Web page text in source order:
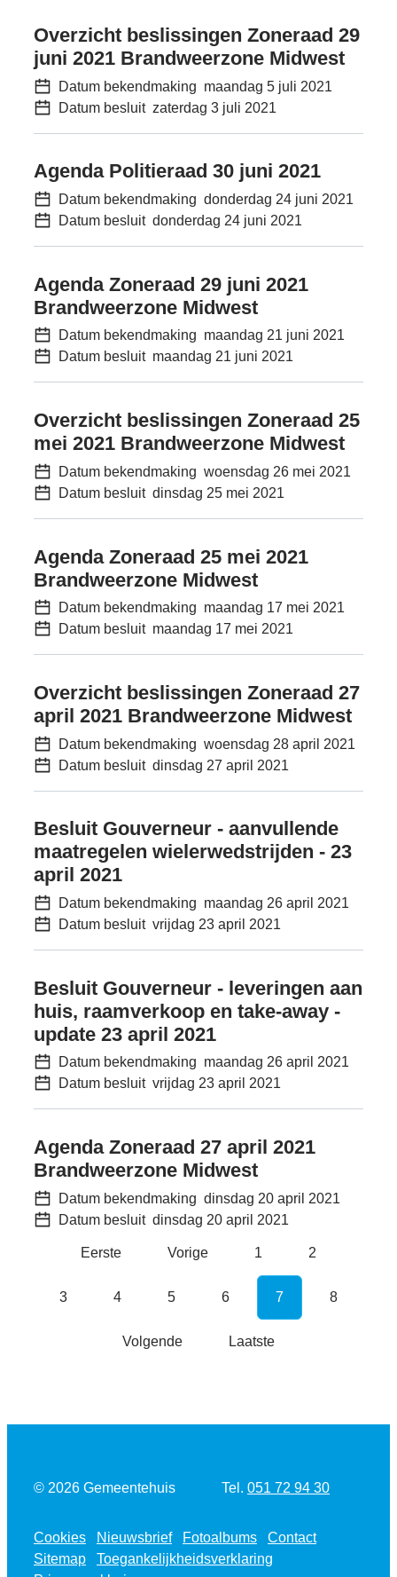
Overzicht beslissingen Zoneraad 29
juni 2021 Brandweerzone Midwest
Datum bekendmaking maandag 5 juli 2021
Datum besluit zaterdag 3 juli 2021
Agenda Politieraad 30 juni 2021
Datum bekendmaking donderdag 24 juni 2021
Datum besluit donderdag 24 juni 2021
Agenda Zoneraad 29 juni 2021
Brandweerzone Midwest
Datum bekendmaking maandag 21 juni 2021
Datum besluit maandag 21 juni 2021
Overzicht beslissingen Zoneraad 25
mei 2021 Brandweerzone Midwest
Datum bekendmaking woensdag 26 mei 2021
Datum besluit dinsdag 25 mei 2021
Agenda Zoneraad 25 mei 2021
Brandweerzone Midwest
Datum bekendmaking maandag 17 mei 2021
Datum besluit maandag 17 mei 2021
Overzicht beslissingen Zoneraad 27
april 2021 Brandweerzone Midwest
Datum bekendmaking woensdag 28 april 2021
Datum besluit dinsdag 27 april 2021
Besluit Gouverneur - aanvullende
maatregelen wielerwedstrijden - 23
april 2021
Datum bekendmaking maandag 26 april 2021
Datum besluit vrijdag 23 april 2021
Besluit Gouverneur - leveringen aan
huis, raamverkoop en take-away -
update 23 april 2021
Datum bekendmaking maandag 26 april 2021
Datum besluit vrijdag 23 april 2021
Agenda Zoneraad 27 april 2021
Brandweerzone Midwest
Datum bekendmaking dinsdag 20 april 2021
Datum besluit dinsdag 20 april 2021
Eerste Vorige 1 2
3 4 5 6 7 8
Volgende Laatste
© 2026 Gemeentehuis 051 72 94 30
Cookies Nieuwsbrief Fotoalbums
Contact
Sitemap
Toegankelijkheidsverklaring